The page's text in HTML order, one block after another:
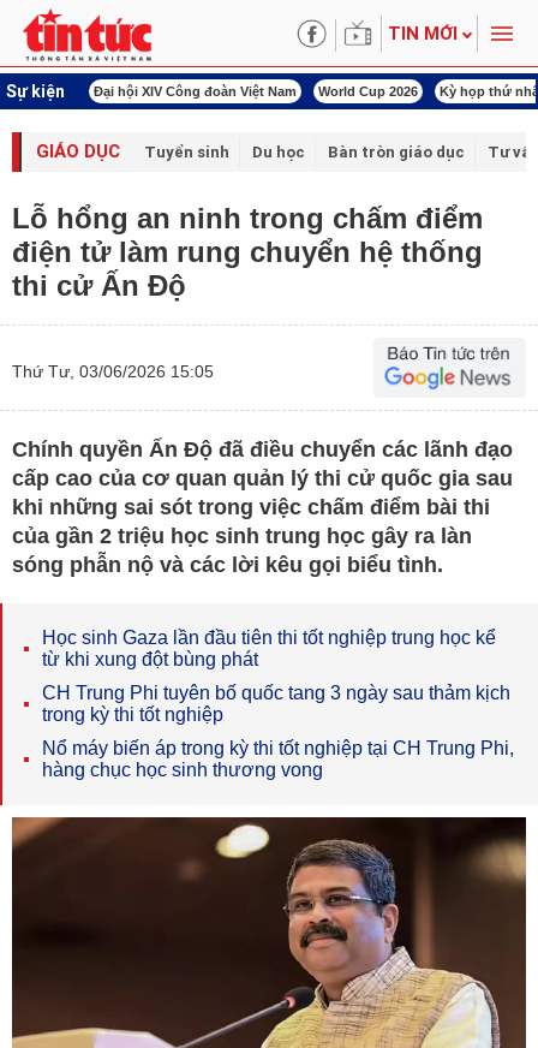
TIN MỚI
Sự kiện
ngày đêm Đại hội XIV Công đoàn Việt Nam World Cup 2026 Kỳ họp thứ
GIÁO DỤC Tuyển sinh Du học Bàn tròn giáo dục Tư
Lỗ hổng an ninh trong chấm điểm
điện tử làm rung chuyển hệ thống
thi cử Ấn Độ
Thứ Tư, 03/06/2026 15:05
Chính quyền Ấn Độ đã điều chuyển các lãnh đạo
cấp cao của cơ quan quản lý thi cử quốc gia sau
khi những sai sót trong việc chấm điểm bài thi
của gần 2 triệu học sinh trung học gây ra làn
sóng phẫn nộ và các lời kêu gọi biểu tình.
Học sinh Gaza lần đầu tiên thi tốt nghiệp trung học kể
từ khi xung đột bùng phát
CH Trung Phi tuyên bố quốc tang 3 ngày sau thảm kịch
trong kỳ thi tốt nghiệp
Nổ máy biến áp trong kỳ thi tốt nghiệp tại CH Trung Phi,
hàng chục học sinh thương vong